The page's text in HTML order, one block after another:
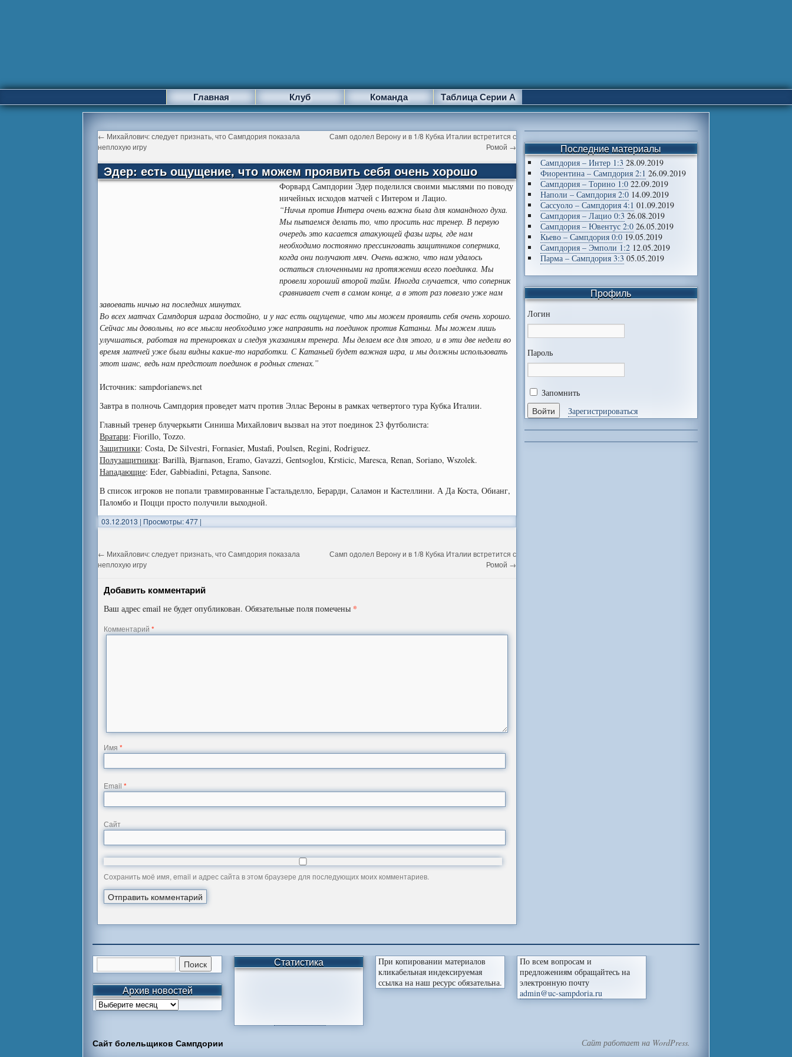
Главная Клуб Команда Таблица Серии А
← Михайлович: следует признать, что Сампдория показала
неплохую игру
Самп одолел Верону и в 1/8 Кубка Италии встретится с
Ромой →
Эдер: есть ощущение, что можем проявить себя очень хорошо
Форвард Сампдории Эдер поделился своими мыслями по поводу
ничейных исходов матчей с Интером и Лацио.
“Ничья против Интера очень важна была для командного духа.
Мы пытаемся делать то, что просить нас тренер. В первую
очередь это касается атакующей фазы игры, где нам
необходимо постоянно прессинговать защитников соперника,
когда они получают мяч. Очень важно, что нам удалось
остаться сплоченными на протяжении всего поединка. Мы
провели хороший второй тайм. Иногда случается, что соперник
сравнивает счет в самом конце, а в этот раз повезло уже нам
завоевать ничью на последних минутах.
Во всех матчах Сампдория играла достойно, и у нас есть ощущение, что мы можем проявить себя очень хорошо.
Сейчас мы довольны, но все мысли необходимо уже направить на поединок против Катаньи. Мы можем лишь
улучшаться, работая на тренировках и следуя указаниям тренера. Мы делаем все для этого, и в эти две недели во
время матчей уже были видны какие-то наработки. С Катаньей будет важная игра, и мы должны использовать
этот шанс, ведь нам предстоит поединок в родных стенах.”
Источник: sampdorianews.net
Завтра в полночь Сампдория проведет матч против Эллас Вероны в рамках четвертого тура Кубка Италии.
Главный тренер блучеркьяти Синиша Михайлович вызвал на этот поединок 23 футболиста:
Вратари: Fiorillo, Tozzo.
Защитники: Costa, De Silvestri, Fornasier, Mustafi, Poulsen, Regini, Rodriguez.
Полузащитники: Barillà, Bjarnason, Eramo, Gavazzi, Gentsoglou, Krsticic, Maresca, Renan, Soriano, Wszolek.
Нападающие: Eder, Gabbiadini, Petagna, Sansone.
В список игроков не попали травмированные Гастальделло, Берарди, Саламон и Кастеллини. А Да Коста, Обианг,
Паломбо и Поцци просто получили выходной.
03.12.2013 | Просмотры: 477 |
← Михайлович: следует признать, что Сампдория показала
неплохую игру
Самп одолел Верону и в 1/8 Кубка Италии встретится с
Ромой →
Добавить комментарий
Ваш адрес email не будет опубликован. Обязательные поля помечены *
Комментарий*
Имя*
Email*
Сайт
Сохранить моё имя, email и адрес сайта в этом браузере для последующих моих комментариев.
Последние материалы
Сампдория – Интер 1:3 28.09.2019
Фиорентина – Сампдория 2:1 26.09.2019
Сампдория – Торино 1:0 22.09.2019
Наполи – Сампдория 2:0 14.09.2019
Сассуоло – Сампдория 4:1 01.09.2019
Сампдория – Лацио 0:3 26.08.2019
Сампдория – Ювентус 2:0 26.05.2019
Кьево – Сампдория 0:0 19.05.2019
Сампдория – Эмполи 1:2 12.05.2019
Парма – Сампдория 3:3 05.05.2019
Профиль
Логин
Пароль
Запомнить
Зарегистрироваться
Архив новостей
Статистика
При копировании материалов
кликабельная индексируемая
ссылка на наш ресурс обязательна.
По всем вопросам и
предложениям обращайтесь на
электронную почту
admin@uc-sampdoria.ru
Сайт болельщиков Сампдории Сайт работает на WordPress.